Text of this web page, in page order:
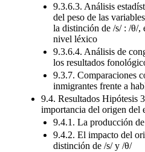
9.3.6.3. Análisis
del peso de las
la distinción de /s/ : /θ/
nivel léxico
9.3.6.4. Análisis de
los resultados
9.3.7. Comparaciones
inmigrantes frente a
9.4. Resultados Hipótesis
importancia del origen del
9.4.1. La producción
9.4.2. El impacto del
distinción de /s/ y /θ/